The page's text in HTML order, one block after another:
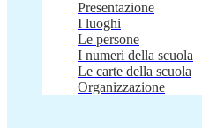
Presentazione
I luoghi
Le persone
I numeri della scuola
Le carte della scuola
Organizzazione